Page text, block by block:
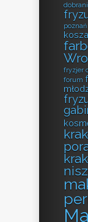
poznań
fryzjer
forum